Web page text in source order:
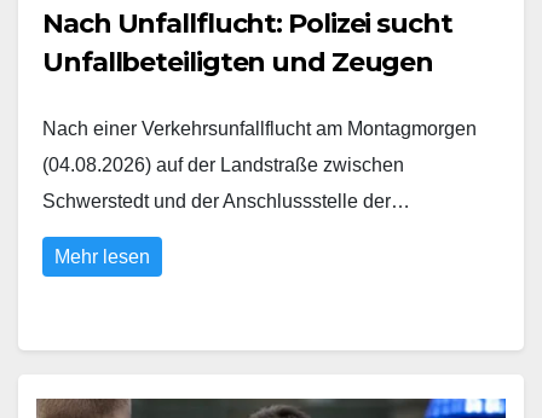
Nach Unfallflucht: Polizei sucht
Unfallbeteiligten und Zeugen
Nach einer Verkehrsunfallflucht am Montagmorgen
(04.08.2026) auf der Landstraße zwischen
Schwerstedt und der Anschlussstelle der…
Mehr lesen